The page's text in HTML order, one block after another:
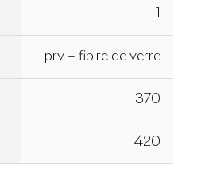
prv – fiblre de verre
370
420